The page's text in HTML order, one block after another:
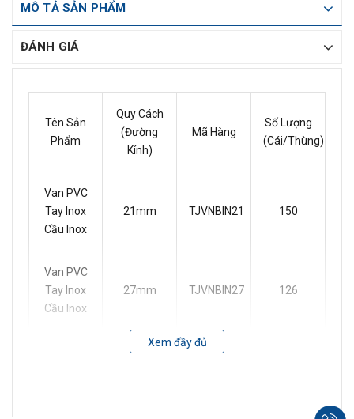
MÔ TẢ SẢN PHẨM
ĐÁNH GIÁ
Tên Sản
Phẩm
Quy Cách
(Đường
Kính)
Mã Hàng
Số Lượng
(Cái/Thùng)
Van PVC
Tay Inox
Cầu Inox
21mm TJVNBIN21 150
Van PVC
Tay Inox
Cầu Inox
27mm TJVNBIN27 126
Xem đầy đủ